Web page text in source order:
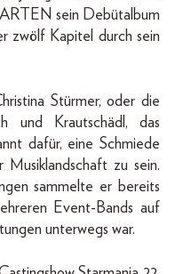
sein Debütalbum
zwölf Kapitel durch sein
Stürmer, oder die
und Krautschädl, das
dafür, eine Schmiede
zu sein.
sammelte er bereits
Event-Bands auf
unterwegs war.